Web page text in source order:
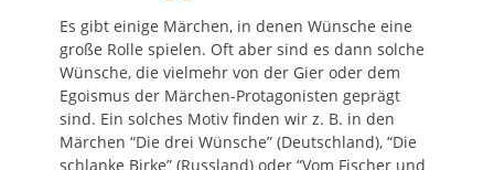
Es gibt einige Märchen, in denen Wünsche eine
große Rolle spielen. Oft aber sind es dann solche
Wünsche, die vielmehr von der Gier oder dem
Egoismus der Märchen-Protagonisten geprägt
sind. Ein solches Motiv finden wir z. B. in den
Märchen “Die drei Wünsche” (Deutschland), “Die
schlanke Birke” (Russland) oder “Vom Fischer und